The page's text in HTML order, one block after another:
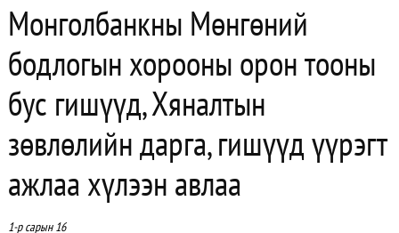
Монголбанкны Мөнгөний
бодлогын хорооны орон тооны
бус гишүүд, Хяналтын
зөвлөлийн дарга, гишүүд үүрэгт
ажлаа хүлээн авлаа
1-р сарын 16